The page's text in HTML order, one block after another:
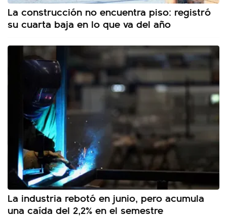
La construcción no encuentra piso: registró
su cuarta baja en lo que va del año
La industria rebotó en junio, pero acumula
una caída del 2,2% en el semestre